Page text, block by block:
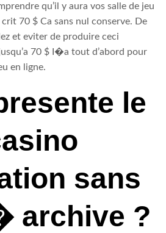
qu’il y aura vos salle de jeu
70 $ Ca sans nul conserve. De
et eviter de produire ceci
70 $ I�a tout d’abord pour
en ligne.
le
sans
archive ?